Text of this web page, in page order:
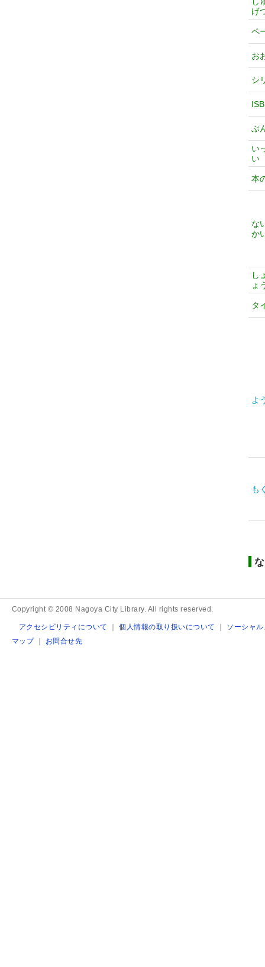
げ
ペ
お
シ
ぶ
い
い
本
な
か
し
ょ
タ
よ
も
Copyright © 2008 Nagoya City Library. All rights reserved.
アクセシビリティについて ｜個人情報の取り扱いについて ｜ ソーシャ
マップ｜ お問合せ先